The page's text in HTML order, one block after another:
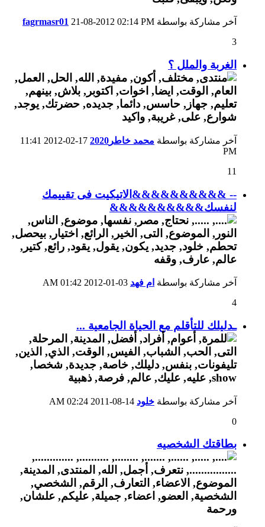
آخر مشاركة بواسطة fagrmasr01 21-08-2012 02:14 PM
3
الغربة والملل ؟
آخر مشاركة بواسطة محمد خاطر2020
11:41
PM
11
-- &&&&&&&&&&الاتيكيت فى تقييمك
لنفسك&&&&&&&&&&
آخر مشاركة بواسطة ام فهد
01:42 AM
4
ـدليلك للتأقلم مع الحياة الجامعية ...
آخر مشاركة بواسطة خلود
02:24 AM
0
بطاقتك الشخصيه